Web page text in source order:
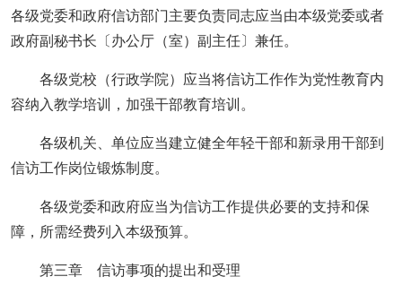
各级党委和政府信访部门主要负责同志应当由本级党委或者
政府副秘书长〔办公厅（室）副主任〕兼任。
各级党校（行政学院）应当将信访工作作为党性教育内
容纳入教学培训，加强干部教育培训。
各级机关、单位应当建立健全年轻干部和新录用干部到
信访工作岗位锻炼制度。
各级党委和政府应当为信访工作提供必要的支持和保
障，所需经费列入本级预算。
第三章 信访事项的提出和受理